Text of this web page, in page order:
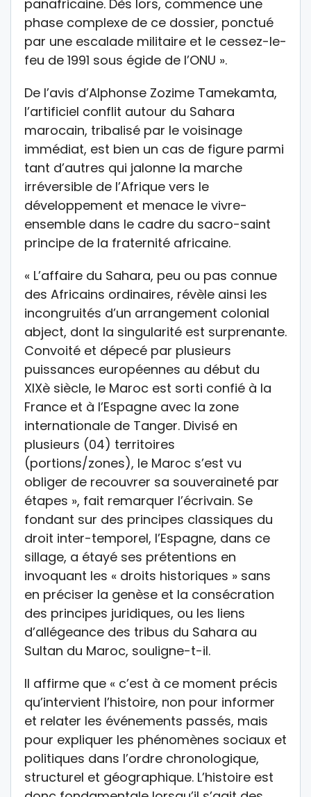
panafricaine. Dès lors, commence une
phase complexe de ce dossier, ponctué
par une escalade militaire et le cessez-le-
feu de 1991 sous égide de l’ONU ».
De l’avis d’Alphonse Zozime Tamekamta,
l’artificiel conflit autour du Sahara
marocain, tribalisé par le voisinage
immédiat, est bien un cas de figure parmi
tant d’autres qui jalonne la marche
irréversible de l’Afrique vers le
développement et menace le vivre-
ensemble dans le cadre du sacro-saint
principe de la fraternité africaine.
« L’affaire du Sahara, peu ou pas connue
des Africains ordinaires, révèle ainsi les
incongruités d’un arrangement colonial
abject, dont la singularité est surprenante.
Convoité et dépecé par plusieurs
puissances européennes au début du
XIXè siècle, le Maroc est sorti confié à la
France et à l’Espagne avec la zone
internationale de Tanger. Divisé en
plusieurs (04) territoires
(portions/zones), le Maroc s’est vu
obliger de recouvrer sa souveraineté par
étapes », fait remarquer l’écrivain. Se
fondant sur des principes classiques du
droit inter-temporel, l’Espagne, dans ce
sillage, a étayé ses prétentions en
invoquant les « droits historiques » sans
en préciser la genèse et la consécration
des principes juridiques, ou les liens
d’allégeance des tribus du Sahara au
Sultan du Maroc, souligne-t-il.
Il affirme que « c’est à ce moment précis
qu’intervient l’histoire, non pour informer
et relater les événements passés, mais
pour expliquer les phénomènes sociaux et
politiques dans l’ordre chronologique,
structurel et géographique. L’histoire est